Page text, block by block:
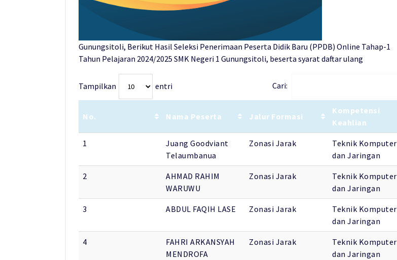
Gunungsitoli, Berikut Hasil Seleksi Penerimaan Peserta Didik Baru (PPDB) Online Tahap-1
Tahun Pelajaran 2024/2025 SMK Negeri 1 Gunungsitoli, beserta syarat daftar ulang
Tampilkan entri Cari:
No. Nama Peserta Jalur Formasi
Kompetensi
Keahlian
1
Juang Goodviant
Telaumbanua
Zonasi Jarak
Teknik Komputer
dan Jaringan
2
AHMAD RAHIM
WARUWU
Zonasi Jarak
Teknik Komputer
dan Jaringan
3 ABDUL FAQIH LASE Zonasi Jarak
Teknik Komputer
dan Jaringan
4
FAHRI ARKANSYAH
MENDROFA
Zonasi Jarak
Teknik Komputer
dan Jaringan